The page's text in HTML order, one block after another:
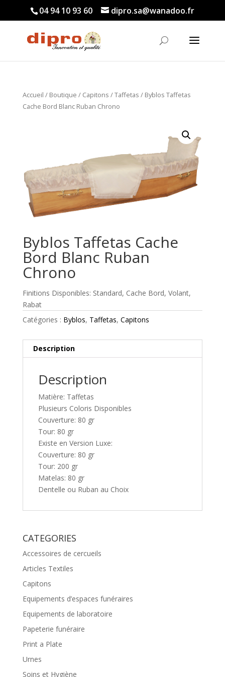
04 94 10 93 60 dipro.sa@wanadoo.fr
Accueil / Boutique / Capitons /Taffetas / Byblos Taffetas
Cache Bord Blanc Ruban Chrono
Byblos Taffetas Cache
Bord Blanc Ruban
Chrono
Finitions Disponibles: Standard, Cache Bord, Volant,
Rabat
Catégories : Byblos, Taffetas, Capitons
Description
Description
Matière: Taffetas
Plusieurs Coloris Disponibles
Couverture: 80 gr
Tour: 80 gr
Existe en Version Luxe:
Couverture: 80 gr
Tour: 200 gr
Matelas: 80 gr
Dentelle ou Ruban au Choix
CATEGORIES
Accessoires de cercueils
Articles Textiles
Capitons
Equipements d’espaces funéraires
Equipements de laboratoire
Papeterie funéraire
Print a Plate
Urnes
Soins et Hygiène